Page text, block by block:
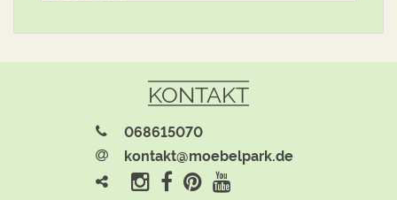
KONTAKT
068615070
kontakt@moebelpark.de